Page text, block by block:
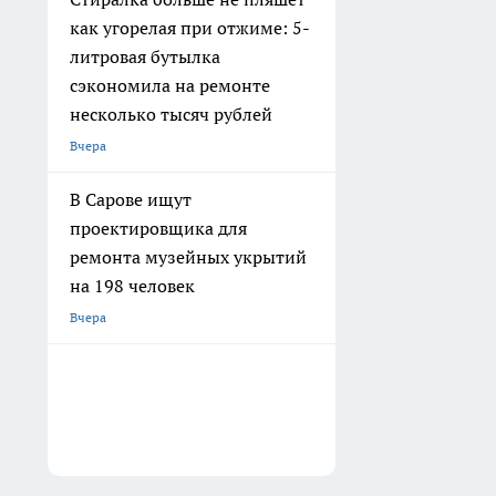
как угорелая при отжиме: 5-
литровая бутылка
сэкономила на ремонте
несколько тысяч рублей
Вчера
В Сарове ищут
проектировщика для
ремонта музейных укрытий
на 198 человек
Вчера